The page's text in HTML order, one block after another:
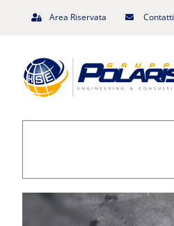
contenuto
Area Riservata Contatti